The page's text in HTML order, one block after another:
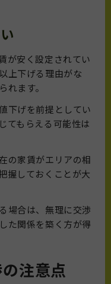
が安く設定されてい
上下げる理由がな
れます。
下げを前提としてい
てもらえる可能性は
の家賃がエリアの相
握しておくことが大
場合は、無理に交渉
た関係を築く方が得
注意点